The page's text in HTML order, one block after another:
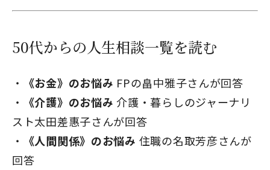
50代からの人生相談一覧を読む
《お金》のお悩み FPの畠中雅子さんが回答
《介護》のお悩み 介護・暮らしのジャーナリ
スト太田差惠子さんが回答
《人間関係》のお悩み 住職の名取芳彦さんが
回答